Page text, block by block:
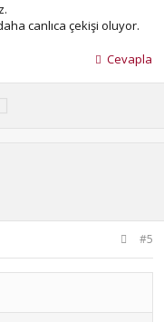
canlıca çekişi oluyor.
Cevapla
e
#5